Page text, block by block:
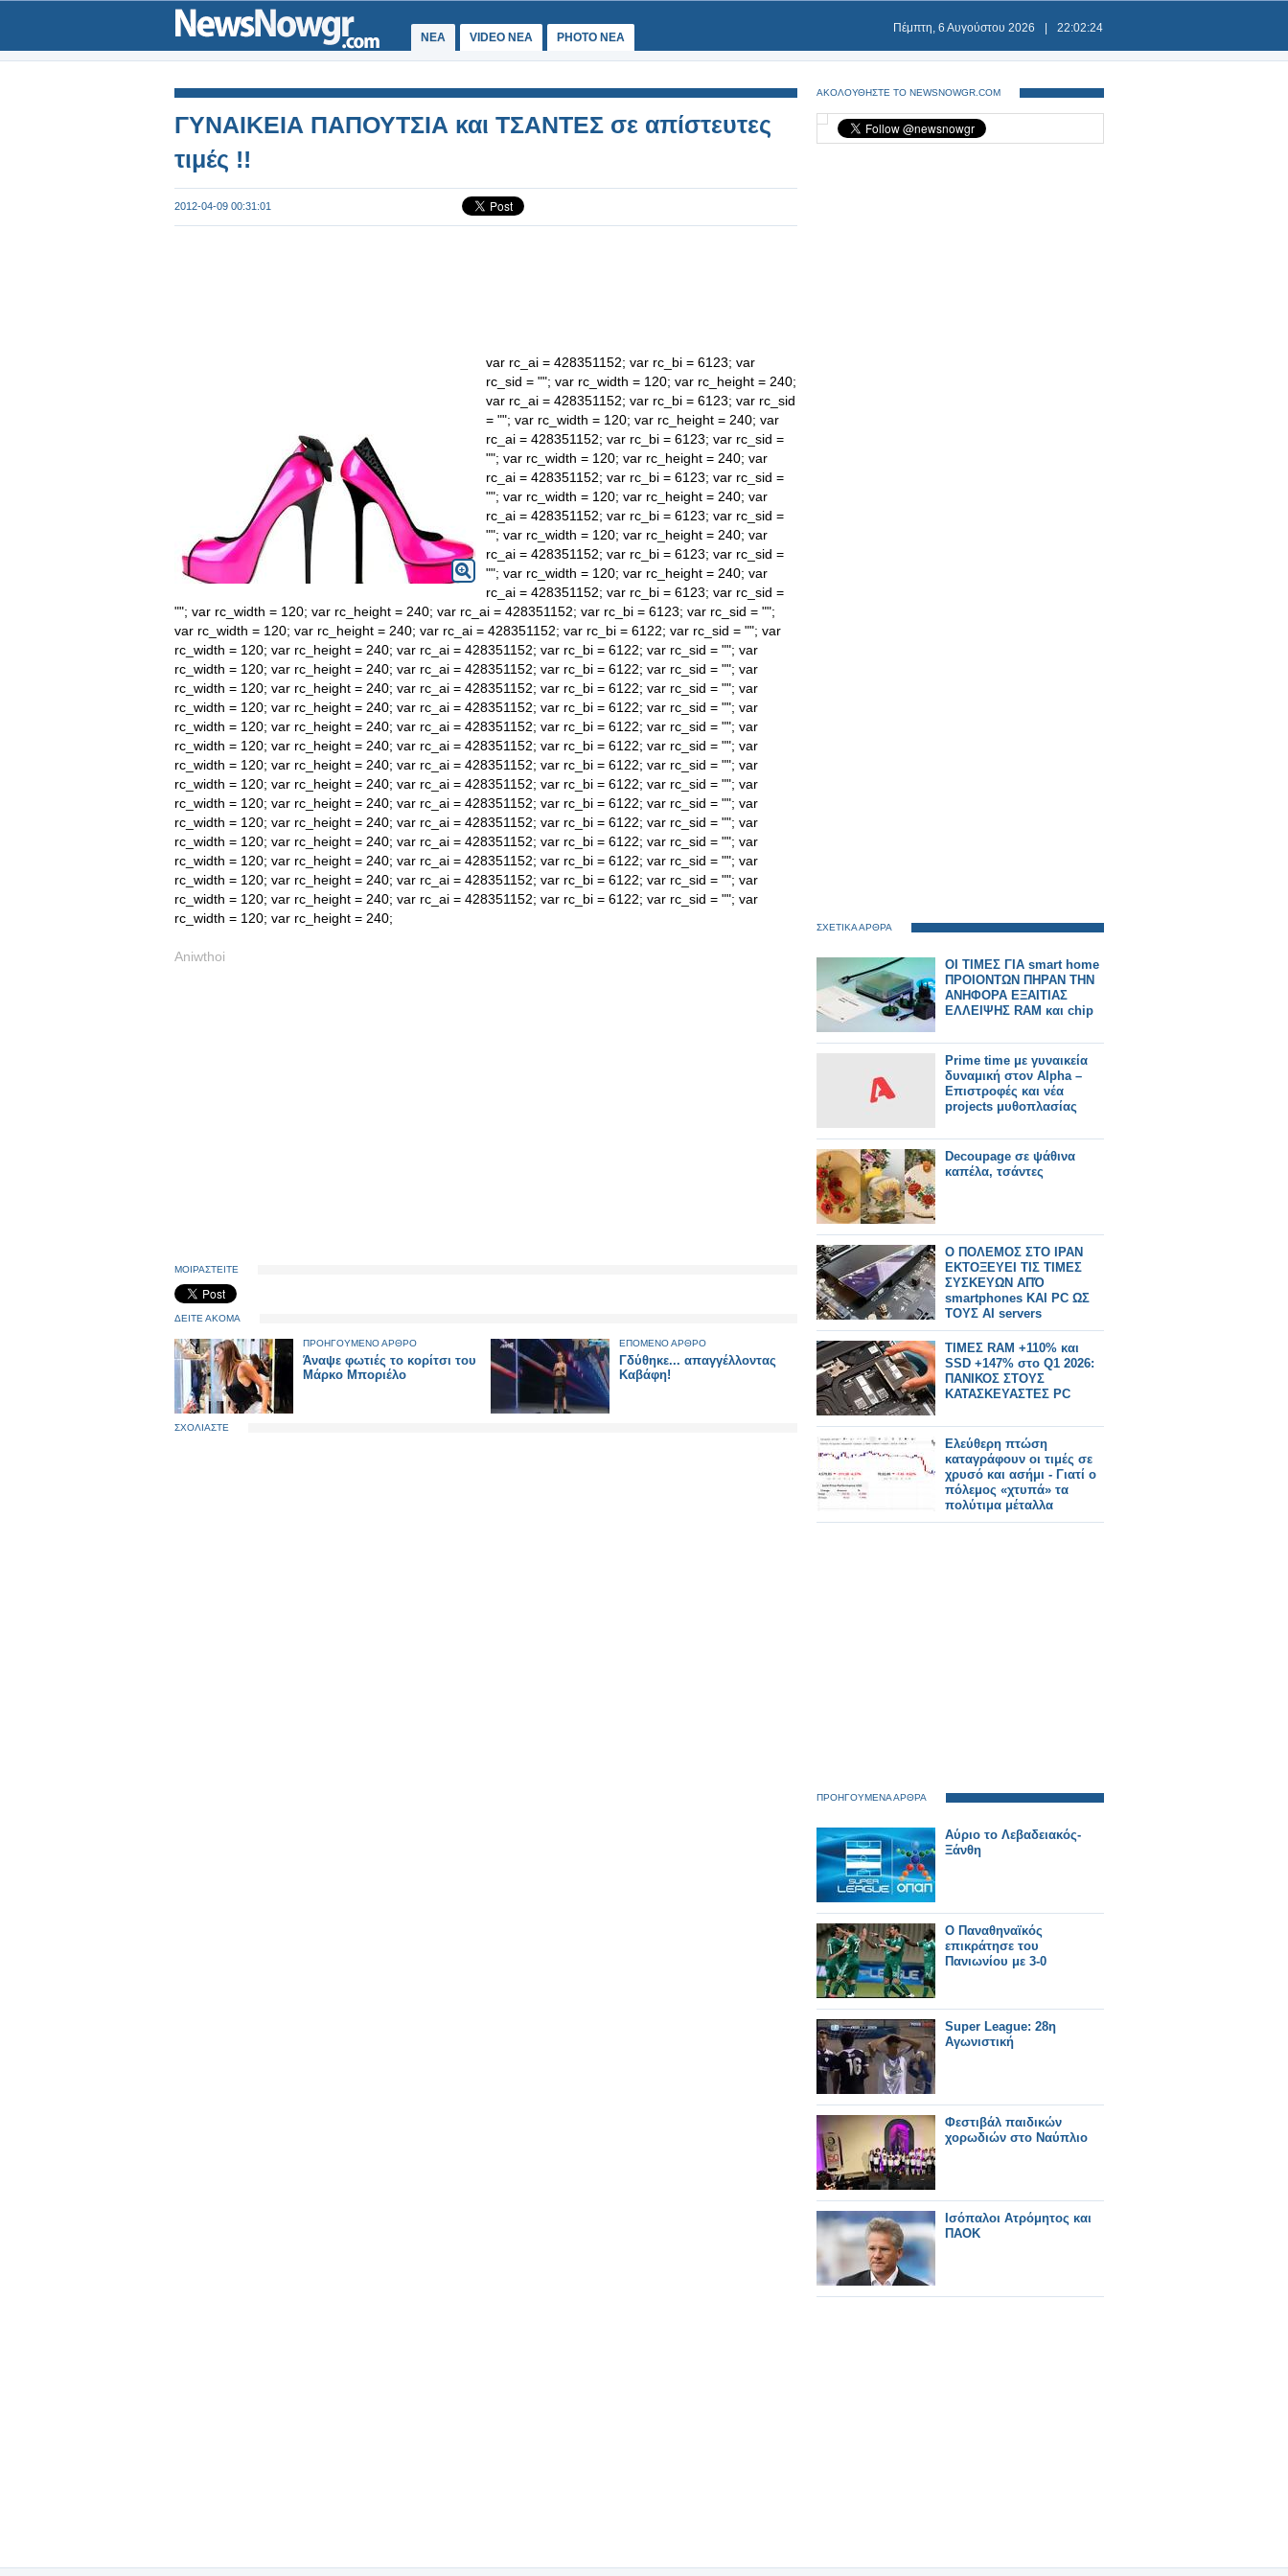
ΝΕΑ VIDEO NEA PHOTO NEA
Πέμπτη, 6 Αυγούστου 2026 22:02:24
ΓΥΝΑΙΚΕΙΑ ΠΑΠΟΥΤΣΙΑ και ΤΣΑΝΤΕΣ σε απίστευτες
τιμές !!
2012-04-09 00:31:01
var rc_ai = 428351152; var rc_bi = 6123; var
rc_sid = ""; var rc_width = 120; var rc_height = 240;
var rc_ai = 428351152; var rc_bi = 6123; var rc_sid
= ""; var rc_width = 120; var rc_height = 240; var
rc_ai = 428351152; var rc_bi = 6123; var rc_sid =
""; var rc_width = 120; var rc_height = 240; var
rc_ai = 428351152; var rc_bi = 6123; var rc_sid =
""; var rc_width = 120; var rc_height = 240; var
rc_ai = 428351152; var rc_bi = 6123; var rc_sid =
""; var rc_width = 120; var rc_height = 240; var
rc_ai = 428351152; var rc_bi = 6123; var rc_sid =
""; var rc_width = 120; var rc_height = 240; var
rc_ai = 428351152; var rc_bi = 6123; var rc_sid =
""; var rc_width = 120; var rc_height = 240; var rc_ai = 428351152; var rc_bi = 6123; var rc_sid = "";
var rc_width = 120; var rc_height = 240; var rc_ai = 428351152; var rc_bi = 6122; var rc_sid = ""; var
rc_width = 120; var rc_height = 240; var rc_ai = 428351152; var rc_bi = 6122; var rc_sid = ""; var
rc_width = 120; var rc_height = 240; var rc_ai = 428351152; var rc_bi = 6122; var rc_sid = ""; var
rc_width = 120; var rc_height = 240; var rc_ai = 428351152; var rc_bi = 6122; var rc_sid = ""; var
rc_width = 120; var rc_height = 240; var rc_ai = 428351152; var rc_bi = 6122; var rc_sid = ""; var
rc_width = 120; var rc_height = 240; var rc_ai = 428351152; var rc_bi = 6122; var rc_sid = ""; var
rc_width = 120; var rc_height = 240; var rc_ai = 428351152; var rc_bi = 6122; var rc_sid = ""; var
rc_width = 120; var rc_height = 240; var rc_ai = 428351152; var rc_bi = 6122; var rc_sid = ""; var
rc_width = 120; var rc_height = 240; var rc_ai = 428351152; var rc_bi = 6122; var rc_sid = ""; var
rc_width = 120; var rc_height = 240; var rc_ai = 428351152; var rc_bi = 6122; var rc_sid = ""; var
rc_width = 120; var rc_height = 240; var rc_ai = 428351152; var rc_bi = 6122; var rc_sid = ""; var
rc_width = 120; var rc_height = 240; var rc_ai = 428351152; var rc_bi = 6122; var rc_sid = ""; var
rc_width = 120; var rc_height = 240; var rc_ai = 428351152; var rc_bi = 6122; var rc_sid = ""; var
rc_width = 120; var rc_height = 240; var rc_ai = 428351152; var rc_bi = 6122; var rc_sid = ""; var
rc_width = 120; var rc_height = 240; var rc_ai = 428351152; var rc_bi = 6122; var rc_sid = ""; var
rc_width = 120; var rc_height = 240;
Aniwthoi
ΜΟΙΡΑΣΤΕΙΤΕ
ΔΕΙΤΕ ΑΚΟΜΑ
ΠΡΟΗΓΟΥΜΕΝΟ ΑΡΘΡΟ
Άναψε φωτιές το κορίτσι του
Μάρκο Μποριέλο
ΕΠΟΜΕΝΟ ΑΡΘΡΟ
Γδύθηκε... απαγγέλλοντας
Καβάφη!
ΣΧΟΛΙΑΣΤΕ
ΑΚΟΛΟΥΘΗΣΤΕ ΤΟ NEWSNOWGR.COM
ΣΧΕΤΙΚΑ ΑΡΘΡΑ
ΟΙ ΤΙΜΕΣ ΓΙΑ smart home
ΠΡΟΙΟΝΤΩΝ ΠΗΡΑΝ ΤΗΝ
ΑΝΗΦΟΡΑ ΕΞΑΙΤΙΑΣ
ΕΛΛΕΙΨΗΣ RAM και chip
Prime time με γυναικεία
δυναμική στον Alpha –
Επιστροφές και νέα
projects μυθοπλασίας
Decoupage σε ψάθινα
καπέλα, τσάντες
Ο ΠΟΛΕΜΟΣ ΣΤΟ ΙΡΑΝ
ΕΚΤΟΞΕΥΕΙ ΤΙΣ ΤΙΜΕΣ
ΣΥΣΚΕΥΩΝ ΑΠΌ
smartphones ΚΑΙ PC ΩΣ
ΤΟΥΣ AI servers
ΤΙΜΕΣ RAM +110% και
SSD +147% στο Q1 2026:
ΠΑΝΙΚΟΣ ΣΤΟΥΣ
ΚΑΤΑΣΚΕΥΑΣΤΕΣ PC
Eλεύθερη πτώση
καταγράφουν οι τιμές σε
χρυσό και ασήμι - Γιατί ο
πόλεμος «χτυπά» τα
πολύτιμα μέταλλα
ΠΡΟΗΓΟΥΜΕΝΑ ΑΡΘΡΑ
Αύριο το Λεβαδειακός-
Ξάνθη
Ο Παναθηναϊκός
επικράτησε του
Πανιωνίου με 3-0
Super League: 28η
Αγωνιστική
Φεστιβάλ παιδικών
χορωδιών στο Ναύπλιο
Ισόπαλοι Ατρόμητος και
ΠΑΟΚ